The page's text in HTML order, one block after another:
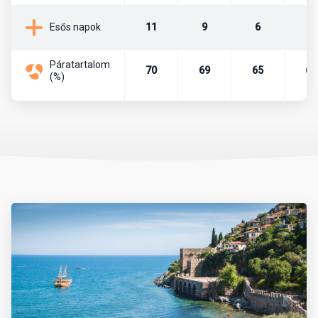
alapítója, Mustafa Kemal Atatürk is az itt lévő Anitkabir
mauzóleumban.
Pénznem, pénzváltás
Célszerű eurót vagy dollárt még Magyarországról magunkkal
vinni és azt a helyszínen átváltani, de csak hivatalos beváltó
helyeken, azaz hivatalos devizaváltóknál, illetve bankokban.
Nagyvárosokban és a tengerpartokon, népszerű üdülőhelyeken,
turistaközpontokban szinte mindenhol elfogadnak eurót is.
Készpénzt a devizaváltóknál célszerű váltani, mivel ott
kedvezőbb az árfolyam, mint a bankoknál. A bankok délelőtt 9 és
Esős napok 11 9 6
Páratartalom
(%)
70 69 65 67